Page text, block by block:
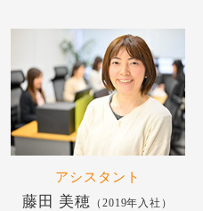
アシスタント
藤田 美穂 （2019年入社）